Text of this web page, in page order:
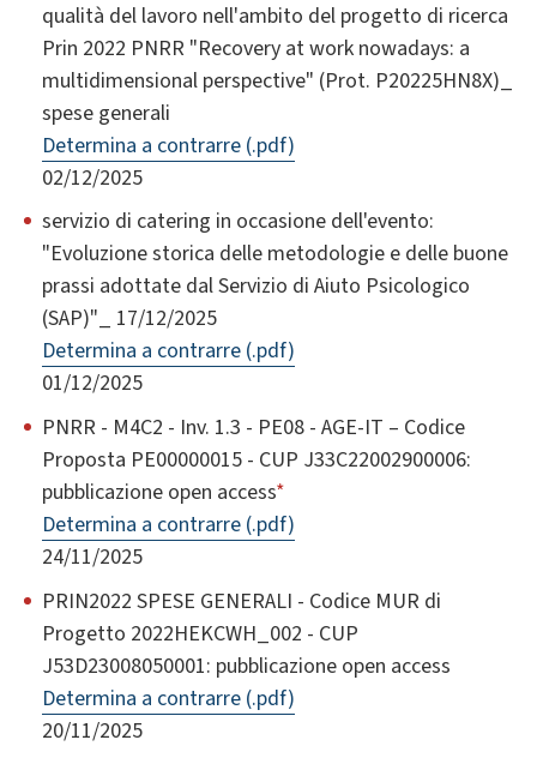
qualità del lavoro nell'ambito del progetto di ricerca
Prin 2022 PNRR "Recovery at work nowadays: a
multidimensional perspective" (Prot. P20225HN8X)_
spese generali
Determina a contrarre (.pdf)
02/12/2025
servizio di catering in occasione dell'evento:
"Evoluzione storica delle metodologie e delle buone
prassi adottate dal Servizio di Aiuto Psicologico
(SAP)"_ 17/12/2025
Determina a contrarre (.pdf)
01/12/2025
PNRR - M4C2 - Inv. 1.3 - PE08 - AGE-IT – Codice
Proposta PE00000015 - CUP J33C22002900006:
pubblicazione open access*
Determina a contrarre (.pdf)
24/11/2025
PRIN2022 SPESE GENERALI - Codice MUR di
Progetto 2022HEKCWH_002 - CUP
J53D23008050001: pubblicazione open access
Determina a contrarre (.pdf)
20/11/2025